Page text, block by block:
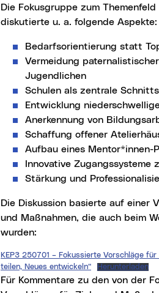
Die Fokusgruppe zum
diskutierte u. a. folgende Aspekte:
Bedarfsorientierung statt
Vermeidung
Jugendlichen
Schulen als zentrale
Entwicklung
Anerkennung von
Schaffung offener
Aufbau eines Mentor*innen-
Innovative
Stärkung und
Die Diskussion basierte auf einer
und Maßnahmen, die auch beim
wurden:
KEP3 250701 – Fokussierte Vorschläge
teilen, Neues entwickeln“
Herunterladen
Für Kommentare zu den von der